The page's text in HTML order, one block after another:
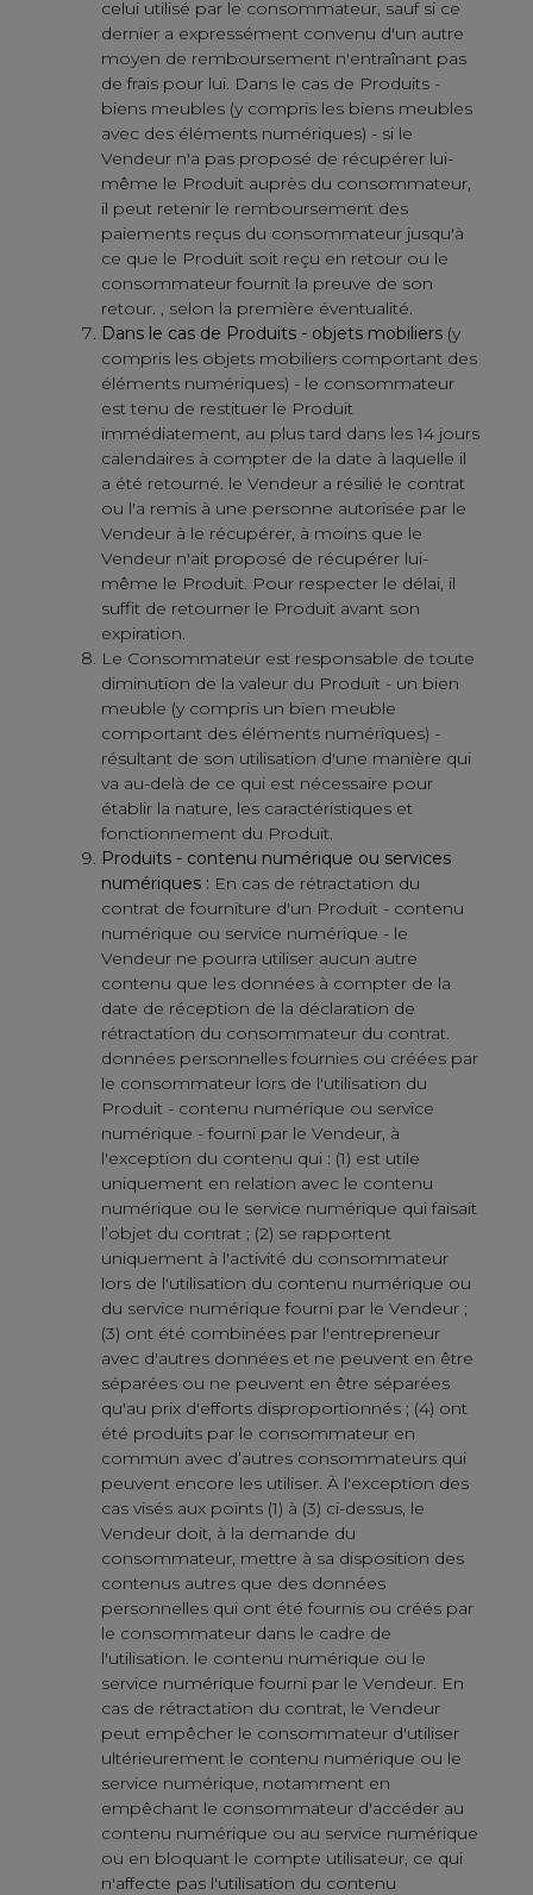
celui utilisé par le consommateur, sauf si ce
dernier a expressément convenu d'un autre
moyen de remboursement n'entraînant pas
de frais pour lui. Dans le cas de Produits -
biens meubles (y compris les biens meubles
avec des éléments numériques) - si le
Vendeur n'a pas proposé de récupérer lui-
même le Produit auprès du consommateur,
il peut retenir le remboursement des
paiements reçus du consommateur jusqu'à
ce que le Produit soit reçu en retour ou le
consommateur fournit la preuve de son
retour. , selon la première éventualité.
Dans le cas de Produits - objets mobiliers (y
compris les objets mobiliers comportant des
éléments numériques) - le consommateur
est tenu de restituer le Produit
immédiatement, au plus tard dans les 14 jours
calendaires à compter de la date à laquelle il
a été retourné. le Vendeur a résilié le contrat
ou l'a remis à une personne autorisée par le
Vendeur à le récupérer, à moins que le
Vendeur n'ait proposé de récupérer lui-
même le Produit. Pour respecter le délai, il
suffit de retourner le Produit avant son
expiration.
Le Consommateur est responsable de toute
diminution de la valeur du Produit - un bien
meuble (y compris un bien meuble
comportant des éléments numériques) -
résultant de son utilisation d'une manière qui
va au-delà de ce qui est nécessaire pour
établir la nature, les caractéristiques et
fonctionnement du Produit.
Produits - contenu numérique ou services
numériques : En cas de rétractation du
contrat de fourniture d'un Produit - contenu
numérique ou service numérique - le
Vendeur ne pourra utiliser aucun autre
contenu que les données à compter de la
date de réception de la déclaration de
rétractation du consommateur du contrat.
données personnelles fournies ou créées par
le consommateur lors de l'utilisation du
Produit - contenu numérique ou service
numérique - fourni par le Vendeur, à
l'exception du contenu qui : (1) est utile
uniquement en relation avec le contenu
numérique ou le service numérique qui faisait
l’objet du contrat ; (2) se rapportent
uniquement à l'activité du consommateur
lors de l'utilisation du contenu numérique ou
du service numérique fourni par le Vendeur ;
(3) ont été combinées par l'entrepreneur
avec d'autres données et ne peuvent en être
séparées ou ne peuvent en être séparées
qu'au prix d'efforts disproportionnés ; (4) ont
été produits par le consommateur en
commun avec d’autres consommateurs qui
peuvent encore les utiliser. À l'exception des
cas visés aux points (1) à (3) ci-dessus, le
Vendeur doit, à la demande du
consommateur, mettre à sa disposition des
contenus autres que des données
personnelles qui ont été fournis ou créés par
le consommateur dans le cadre de
l'utilisation. le contenu numérique ou le
service numérique fourni par le Vendeur. En
cas de rétractation du contrat, le Vendeur
peut empêcher le consommateur d'utiliser
ultérieurement le contenu numérique ou le
service numérique, notamment en
empêchant le consommateur d'accéder au
contenu numérique ou au service numérique
ou en bloquant le compte utilisateur, ce qui
n'affecte pas l'utilisation du contenu